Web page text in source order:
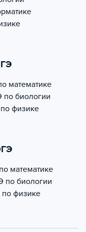
математике
по биологии
физике
математике
по биологии
физике